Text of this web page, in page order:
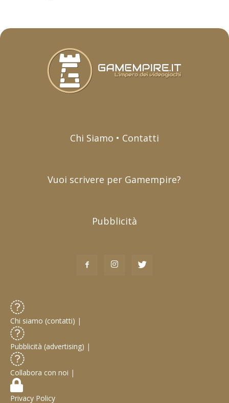
Chi Siamo • Contatti
Vuoi scrivere per Gamempire?
Pubblicità
Chi siamo (contatti) |
Pubblicità (advertising) |
Collabora con noi |
Privacy Policy